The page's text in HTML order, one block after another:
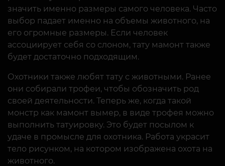
значить именно размеры самого человека. Часто
выбор падает именно на объемы животного, на
его огромные размеры. Если человек
ассоциирует себя со слоном, тату мамонт также
будет достаточно подходящим.
Охотники также любят тату с животными. Ранее
они собирали трофеи, чтобы обозначить род
своей деятельности. Теперь же, когда такой
монстр как мамонт вымер, в виде трофея можно
выполнить татуировку. Это будет посылом к
удаче в промысле для охотника. Работа украсит
тело рисунком, на котором изображена охота на
животного.